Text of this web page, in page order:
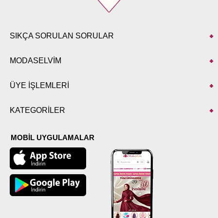
SIKÇA SORULAN SORULAR
MODASELVİM
ÜYE İŞLEMLERİ
KATEGORİLER
MOBİL UYGULAMALAR